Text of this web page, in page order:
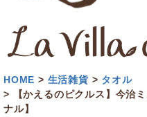
HOME 生活雑貨
タオル
【かえるのピクルス】今治
ナル】